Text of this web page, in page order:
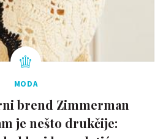
MODA
brend Zimmerman
je nešto drukčije: